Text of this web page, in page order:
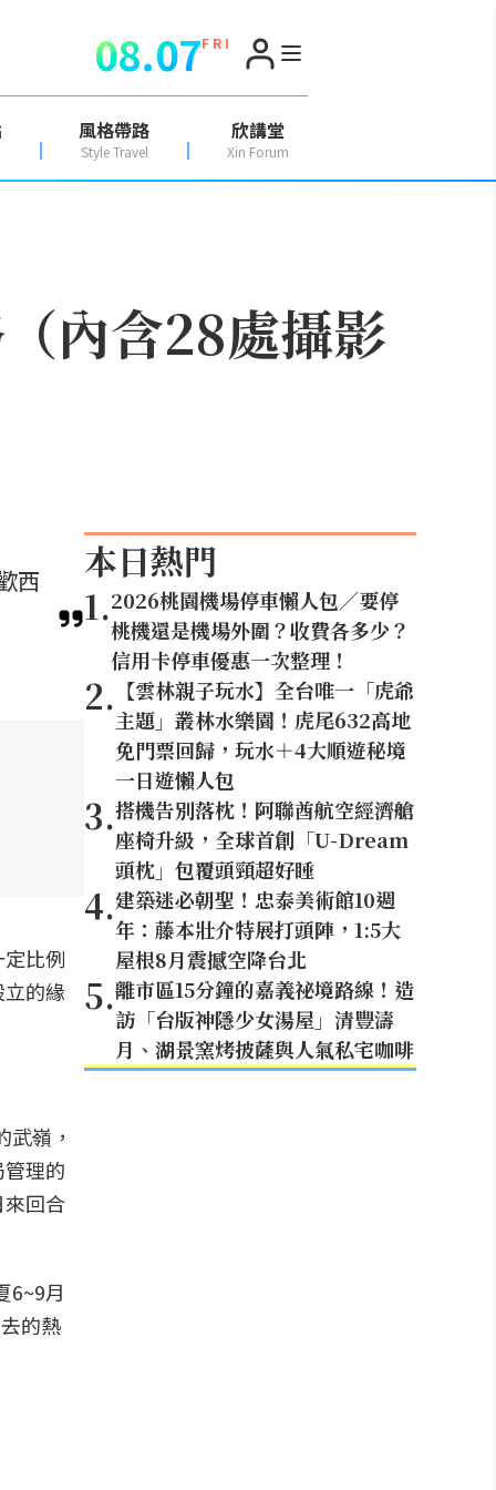
08.07F R I
風格帶路
Style Travel
欣講堂
Xin Forum
內含28處攝影
西
比例
的緣
嶺，
理的
回合
6~9月
的熱
本日熱門
1.2026桃園機場停車懶人包／要停
桃機還是機場外圍？收費各多少？
信用卡停車優惠一次整理！
2. 【雲林親子玩水】全台唯一「虎爺
主題」叢林水樂園！虎尾632高地
免門票回歸，玩水＋4大順遊秘境
一日遊懶人包
3.搭機告別落枕！阿聯酋航空經濟艙
座椅升級，全球首創「U-Dream
頭枕」包覆頭頸超好睡
4.建築迷必朝聖！忠泰美術館10週
年：藤本壯介特展打頭陣，1:5大
屋根8月震撼空降台北
5.離市區15分鐘的嘉義祕境路線！造
訪「台版神隱少女湯屋」清豐濤
月、湖景窯烤披薩與人氣私宅咖啡